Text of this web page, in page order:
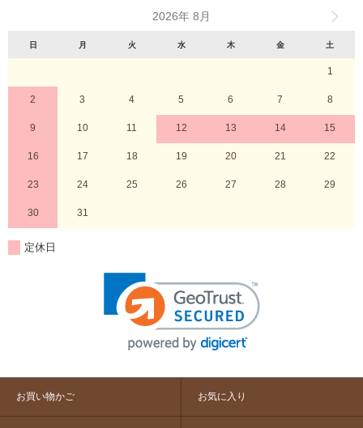
2026年 8月
日 月 火 水 木 金 土
1
2 3 4 5 6 7 8
9 10 11 12 13 14 15
16 17 18 19 20 21 22
23 24 25 26 27 28 29
30 31
定休日
お買い物かご お気に入り